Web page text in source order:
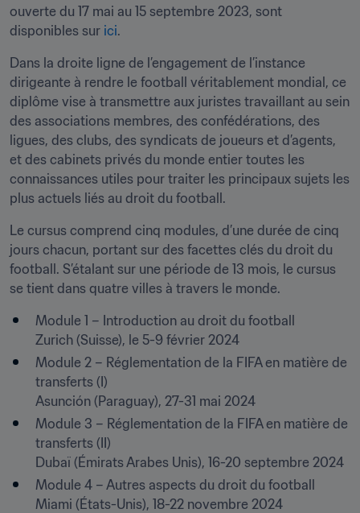
ouverte du 17 mai au 15 septembre 2023, sont
disponibles sur ici.
Dans la droite ligne de l’engagement de l’instance
dirigeante à rendre le football véritablement mondial, ce
diplôme vise à transmettre aux juristes travaillant au sein
des associations membres, des confédérations, des
ligues, des clubs, des syndicats de joueurs et d’agents,
et des cabinets privés du monde entier toutes les
connaissances utiles pour traiter les principaux sujets les
plus actuels liés au droit du football.
Le cursus comprend cinq modules, d’une durée de cinq
jours chacun, portant sur des facettes clés du droit du
football. S’étalant sur une période de 13 mois, le cursus
se tient dans quatre villes à travers le monde.
Module 1 – Introduction au droit du football
Zurich (Suisse), le 5-9 février 2024
Module 2 – Réglementation de la FIFA en matière de
transferts (I)
Asunción (Paraguay), 27-31 mai 2024
Module 3 – Réglementation de la FIFA en matière de
transferts (II)
Dubaï (Émirats Arabes Unis), 16-20 septembre 2024
Module 4 – Autres aspects du droit du football
Miami (États-Unis), 18-22 novembre 2024